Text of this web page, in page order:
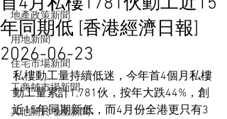
地產政策新聞
用地新聞
住宅市場新聞
工商舖市場新聞
其他關於地產新聞
年同期低 [香港經濟日報]
2026-06-23
私樓動工量持續低迷，今年首4個月私樓
動工量累計1,781伙，按年大跌44%，創
近15年同期新低，而4月份全港更只有3